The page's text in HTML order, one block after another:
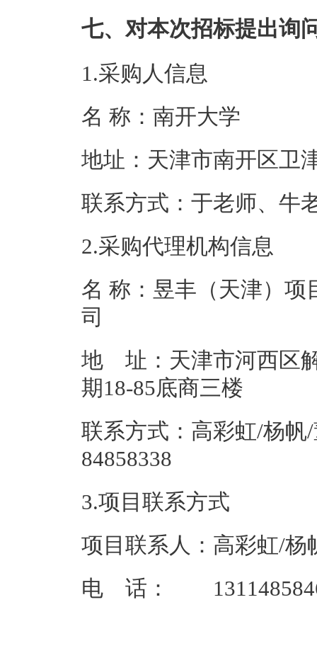
七、对本次招标提出询
1.采购人信息
名 称：南开
地址：天津市
联系方式：于老
2.采购代理机构信息
名 称：昱丰（天津）项
地 址：天津市河西区
期18-85
联系方式：高彩虹/杨帆
3.项目联系方式
项目联系人：高彩虹/杨
电 话：